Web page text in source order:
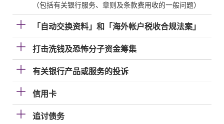
（包括有关银行服务、章则及条款费用收的一般问题）
「自动交换资料」和「海外帐户税收合规法案」
打击洗钱及恐怖分子资金筹集
有关银行产品或服务的投诉
信用卡
追讨债务